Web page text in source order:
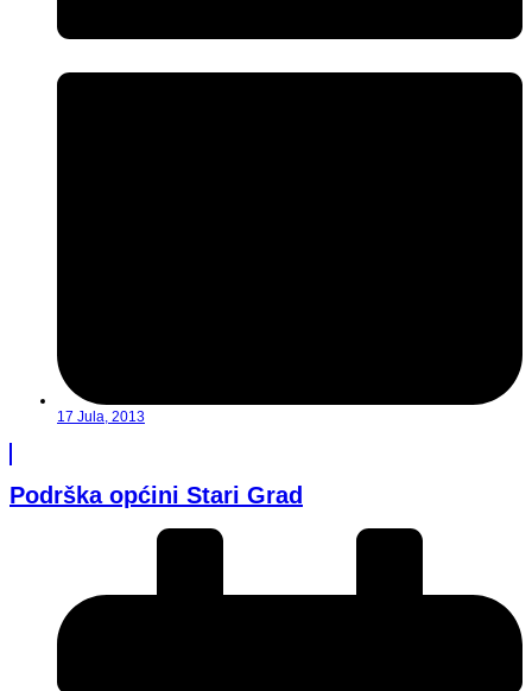
17 Jula, 2013
Podrška općini Stari Grad